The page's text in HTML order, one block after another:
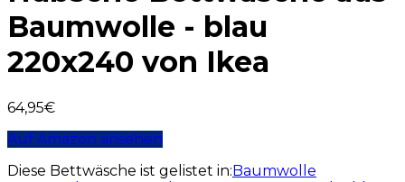
Baumwolle - blau
220x240 von Ikea
64,95€
Auf Amazon ansehen
Diese Bettwäsche ist gelistet in:Baumwolle